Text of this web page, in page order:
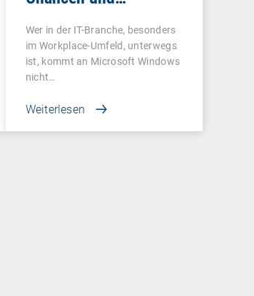
Wer in der IT-Branche, besonders
im Workplace-Umfeld, unterwegs
ist, kommt an Microsoft Windows
nicht…
Weiterlesen